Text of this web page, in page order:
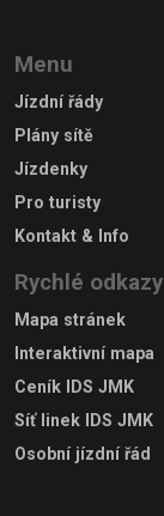
Menu
Jízdní řády
Plány sítě
Jízdenky
Pro turisty
Kontakt & Info
Rychlé odkazy
Mapa stránek
Interaktivní mapa
Ceník IDS JMK
Síť linek IDS JMK
Osobní jízdní řád